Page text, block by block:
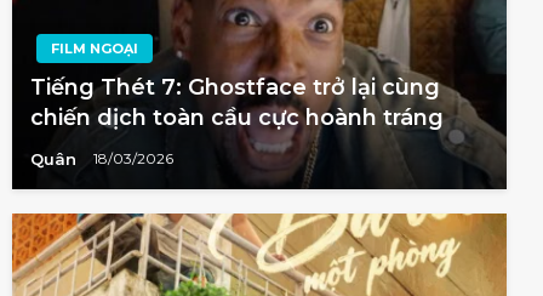
FILM NGOẠI
Tiếng Thét 7: Ghostface trở lại cùng
chiến dịch toàn cầu cực hoành tráng
Quân 18/03/2026